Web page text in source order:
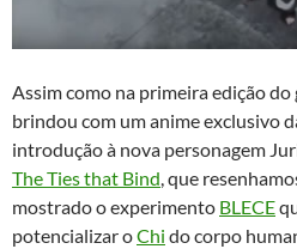
Assim como na primeira edição do
brindou com um anime exclusivo
introdução à nova personagem
The Ties that Bind, que
mostrado o experimento BLECE
potencializar oChi do corpo